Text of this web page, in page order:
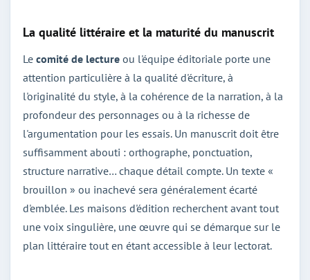
La qualité littéraire et la maturité du manuscrit
Le comité de lecture ou l'équipe éditoriale porte une
attention particulière à la qualité d'écriture, à
l'originalité du style, à la cohérence de la narration, à la
profondeur des personnages ou à la richesse de
l'argumentation pour les essais. Un manuscrit doit être
suffisamment abouti : orthographe, ponctuation,
structure narrative… chaque détail compte. Un texte «
brouillon » ou inachevé sera généralement écarté
d'emblée. Les maisons d'édition recherchent avant tout
une voix singulière, une œuvre qui se démarque sur le
plan littéraire tout en étant accessible à leur lectorat.